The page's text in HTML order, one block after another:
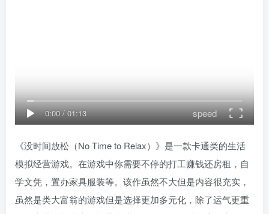
0:00/01:13 speed
《没时间放松（No Time to Relax）》是一款卡通类的生活
模拟经营游戏。在游戏中你需要不停的打工赚钱还房租，自
学文凭，置办家具服装等。该作虽然不大但是内容很充实，
虽然是类大富翁的游戏但是选择更加多元化，除了运气更重